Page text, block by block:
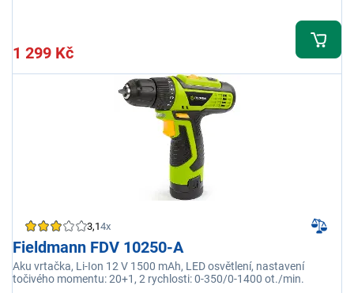
1 299 Kč
3,14x
Fieldmann FDV 10250-A
Aku vrtačka, Li-Ion 12 V 1500 mAh, LED osvětlení, nastavení
točivého momentu: 20+1, 2 rychlosti: 0-350/0-1400 ot./min.